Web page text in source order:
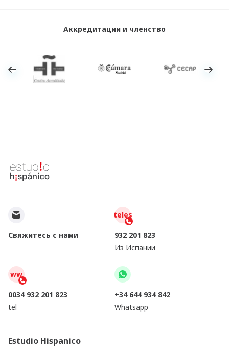
Аккредитации и членство
Свяжитесь с нами
teles
932 201 823
Из Испании
ww
0034 932 201 823
tel
+34 644 934 842
Whatsapp
Estudio Hispanico